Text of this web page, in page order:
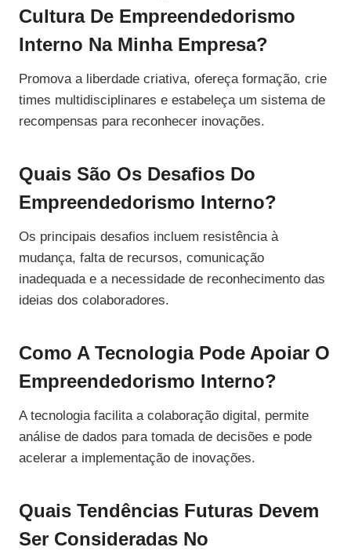
Cultura De Empreendedorismo
Interno Na Minha Empresa?
Promova a liberdade criativa, ofereça formação, crie
times multidisciplinares e estabeleça um sistema de
recompensas para reconhecer inovações.
Quais São Os Desafios Do
Empreendedorismo Interno?
Os principais desafios incluem resistência à
mudança, falta de recursos, comunicação
inadequada e a necessidade de reconhecimento das
ideias dos colaboradores.
Como A Tecnologia Pode Apoiar O
Empreendedorismo Interno?
A tecnologia facilita a colaboração digital, permite
análise de dados para tomada de decisões e pode
acelerar a implementação de inovações.
Quais Tendências Futuras Devem
Ser Consideradas No